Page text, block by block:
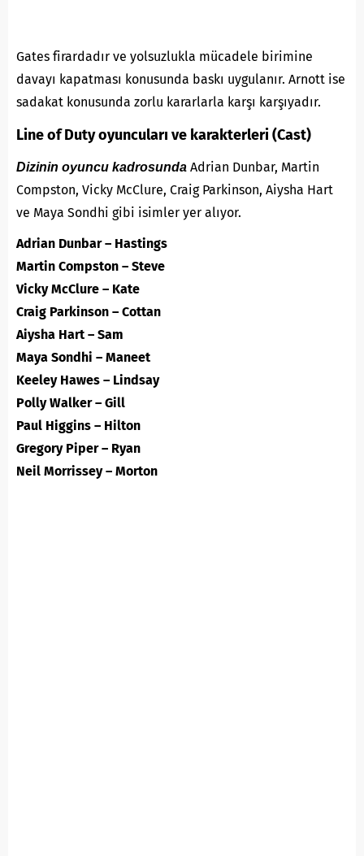
Gates firardadır ve yolsuzlukla mücadele birimine
davayı kapatması konusunda baskı uygulanır. Arnott ise
sadakat konusunda zorlu kararlarla karşı karşıyadır.
Line of Duty oyuncuları ve karakterleri (Cast)
Dizinin oyuncu kadrosunda Adrian Dunbar, Martin
Compston, Vicky McClure, Craig Parkinson, Aiysha Hart
ve Maya Sondhi gibi isimler yer alıyor.
Adrian Dunbar – Hastings
Martin Compston – Steve
Vicky McClure – Kate
Craig Parkinson – Cottan
Aiysha Hart – Sam
Maya Sondhi – Maneet
Keeley Hawes – Lindsay
Polly Walker – Gill
Paul Higgins – Hilton
Gregory Piper – Ryan
Neil Morrissey – Morton